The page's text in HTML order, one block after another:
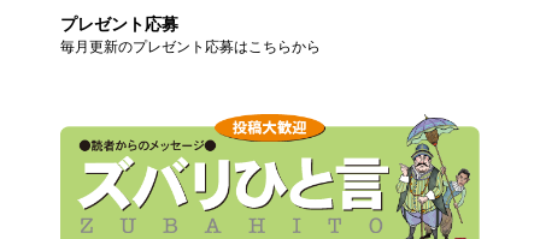
プレゼント応募
毎月更新のプレゼント応募はこちらから